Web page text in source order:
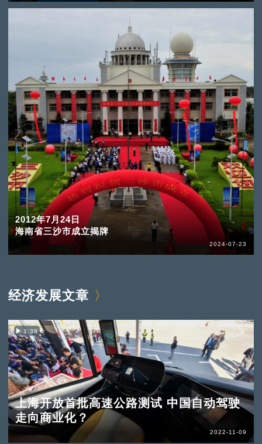
2012年7月24日
海南省三沙市成立揭牌
2024-07-23
经济发展文章
1:38
上海开放首批高速公路测试 中国自动驾驶
走向商业化？
2022-11-09